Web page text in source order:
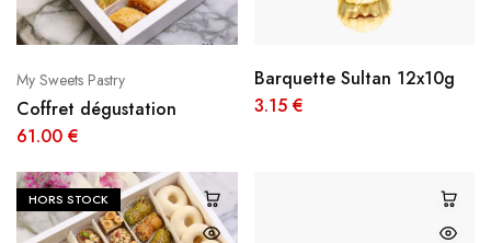
My Sweets Pastry
Coffret dégustation
61.00 €
Barquette Sultan 12x10g
3.15 €
HORS STOCK